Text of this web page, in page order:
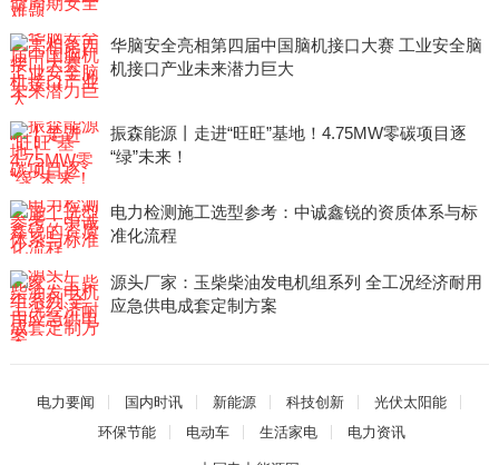
华脑安全亮相第四届中国脑机接口大赛 工业安全脑
机接口产业未来潜力巨大
振森能源丨走进“旺旺”基地！4.75MW零碳项目逐
“绿”未来！
电力检测施工选型参考：中诚鑫锐的资质体系与标
准化流程
源头厂家：玉柴柴油发电机组系列 全工况经济耐用
应急供电成套定制方案
电力要闻 国内时讯 新能源 科技创新
光伏太阳能
环保节能
电动车 生活家电 电力资讯